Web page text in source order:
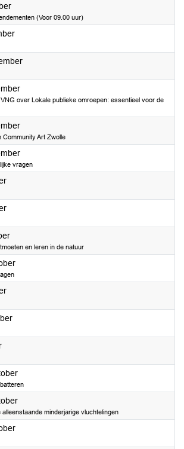
2023
(Voor 09.00 uur)
2023
2023
2023
over Lokale publieke omroepen: essentieel voor de
2023
Community Art Zwolle
2023
vragen
2023
2023
2023
en leren in de natuur
2023
2023
2023
2023
2023
2023
minderjarige vluchtelingen
2023